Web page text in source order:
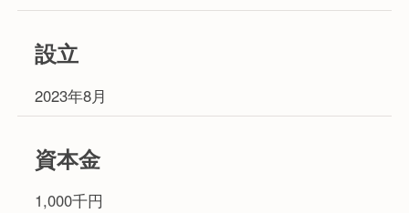
設立
2023年8月
資本金
1,000千円